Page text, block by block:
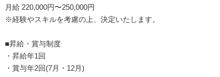
月給 220,000円〜250,000円
※経験やスキルを考慮の上、決定いたします。
■昇給・賞与制度
・昇給年1回
・賞与年2回(7月・12月)